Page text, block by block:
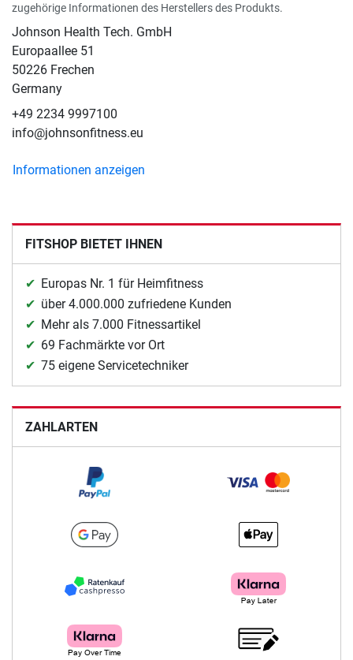
zugehörige Informationen des Herstellers des Produkts.
Johnson Health Tech. GmbH
Europaallee 51
50226 Frechen
Germany
+49 2234 9997100
info@johnsonfitness.eu
Informationen anzeigen
FITSHOP BIETET IHNEN
Europas Nr. 1 für Heimfitness
über 4.000.000 zufriedene Kunden
Mehr als 7.000 Fitnessartikel
69 Fachmärkte vor Ort
75 eigene Servicetechniker
ZAHLARTEN